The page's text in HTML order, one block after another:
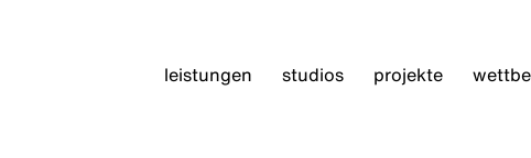
leistungen studios projekte